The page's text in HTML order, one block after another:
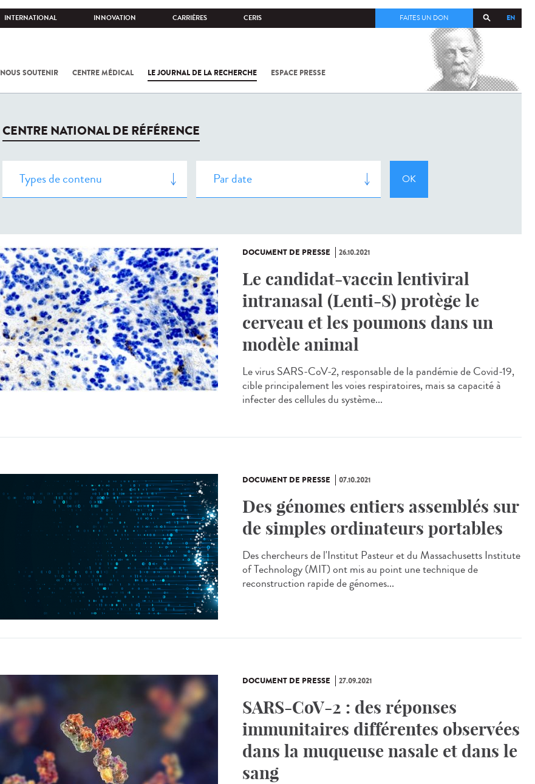
INTERNATIONAL INNOVATION CARRIÈRES CERIS EN
FAITES UN DON
NOUS SOUTENIR CENTRE MÉDICAL LE JOURNAL DE LA RECHERCHE ESPACE PRESSE
COV-2 /
CENTRE NATIONAL DE RÉFÉRENCE
DOCUMENT DE PRESSE 26.10.2021
Le candidat-vaccin lentiviral
intranasal (Lenti-S) protège le
cerveau et les poumons dans un
modèle animal
Le virus SARS-CoV-2, responsable de la pandémie de Covid-19,
cible principalement les voies respiratoires, mais sa capacité à
infecter des cellules du système...
DOCUMENT DE PRESSE 07.10.2021
Des génomes entiers assemblés sur
de simples ordinateurs portables
Des chercheurs de l'Institut Pasteur et du Massachusetts Institute
of Technology (MIT) ont mis au point une technique de
reconstruction rapide de génomes...
DOCUMENT DE PRESSE 27.09.2021
SARS-CoV-2 : des réponses
immunitaires différentes observées
dans la muqueuse nasale et dans le
sang